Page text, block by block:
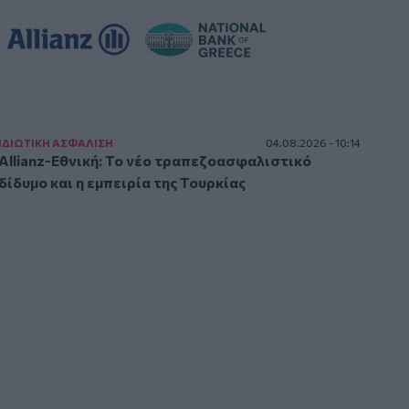
ΙΔΙΩΤΙΚΗ ΑΣΦAΛΙΣΗ 04.08.2026 - 10:14
Allianz-Εθνική: Το νέο τραπεζοασφαλιστικό
δίδυμο και η εμπειρία της Τουρκίας